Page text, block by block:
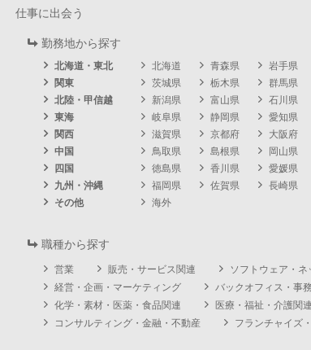
仕事に出会う
勤務地から探す
北海道・東北 北海道 青森県 岩手県
関東
茨城県 栃木県 群馬県
北陸・甲信越
新潟県 富山県 石川県
東海
岐阜県 静岡県 愛知県
関西
滋賀県 京都府 大阪府
中国
鳥取県 島根県 岡山県
四国
徳島県 香川県 愛媛県
九州・沖縄
福岡県 佐賀県 長崎県
その他
海外
職種から探す
営業 販売・サービス関連 ソフトウェア・ネ
経営・企画・マーケティング
バックオフィス・事
化学・素材・医薬・食品関連
医療・福祉・介護関連
コンサルティング・金融・不動産
フランチャイズ